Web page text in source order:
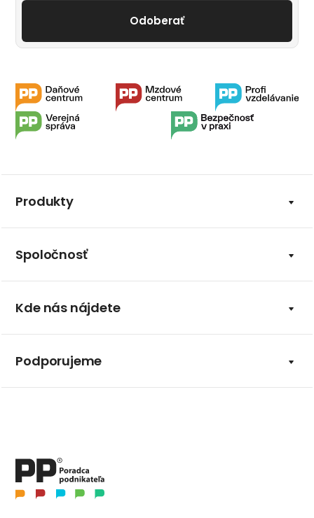
Odoberať
Produkty
Spoločnosť
Kde nás nájdete
Podporujeme